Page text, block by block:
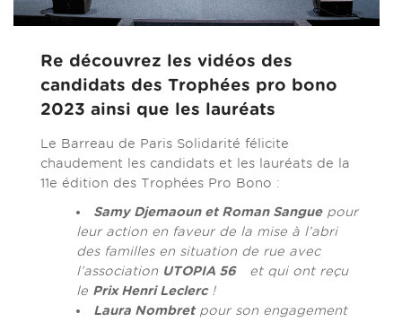
Re découvrez les vidéos des
candidats des Trophées pro bono
2023 ainsi que les lauréats
Le Barreau de Paris Solidarité félicite
chaudement les candidats et les lauréats de la
11e édition des Trophées Pro Bono :
Samy Djemaoun et Roman Sanguepour
leur action en faveur de la mise à l’abri
des familles en situation de rue avec
l’association UTOPIA 56et qui ont reçu
le Prix Henri Leclerc!
Laura Nombretpour son engagement